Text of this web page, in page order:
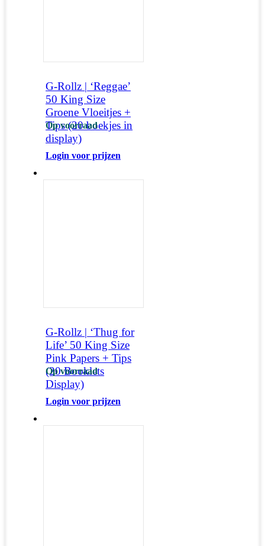
G-Rollz | ‘Reggae’
50 King Size
Groene Vloeitjes +
Tips (20 boekjes in
display)
Op voorraad
Login voor prijzen
G-Rollz | ‘Thug for
Life’ 50 King Size
Pink Papers + Tips
(20 Booklets
Display)
Op voorraad
Login voor prijzen